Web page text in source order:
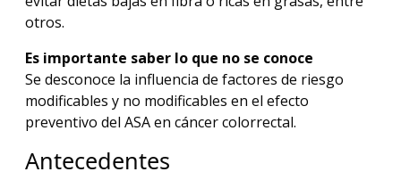
otros.
Es importante saber lo que no se conoce
Se desconoce la influencia de factores de riesgo
modificables y no modificables en el efecto
preventivo del ASA en cáncer colorrectal.
Antecedentes